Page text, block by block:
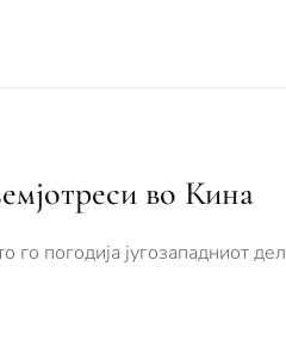
во Кина
погодија југозападниот дел